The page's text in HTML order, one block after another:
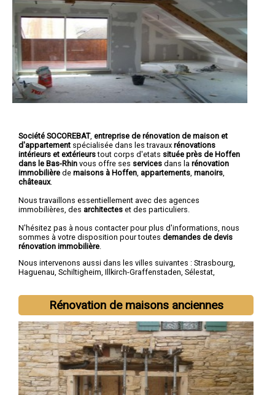
Société SOCOREBAT, entreprise de rénovation de maison et
d'appartement spécialisée dans les travaux rénovations
intérieurs et extérieurstout corps d'etats située près de Hoffen
dans le Bas-Rhin vous offre ses services dans la rénovation
immobilière de maisons à Hoffen appartements manoirs
châteaux.
Nous travaillons essentiellement avec des agences
immobilières, des architectes et des particuliers.
N'hésitez pas à nous contacter pour plus d'informations, nous
sommes à votre disposition pour toutes demandes de devis
rénovation immobilière
Nous intervenons aussi dans les villes suivantes : Strasbourg,
Haguenau, Schiltigheim, Illkirch-Graffenstaden, Sélestat,
Rénovation de maisons anciennes